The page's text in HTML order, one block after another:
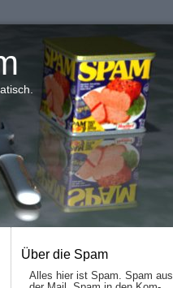
Über die Spam
Alles hier ist Spam. Spam aus